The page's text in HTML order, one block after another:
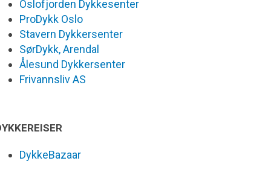
Oslofjorden Dykkesenter
ProDykk Oslo
Stavern Dykkersenter
SørDykk, Arendal
Ålesund Dykkersenter
Frivannsliv AS
DykkeBazaar